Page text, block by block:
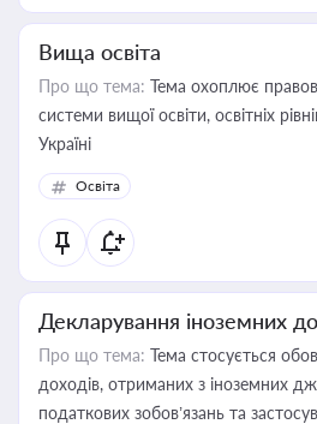
Вища освіта
Про що тема: Тема охоплює
системи вищої освіти, освітніх
Україні
Освіта
Декларування іноземних
Про що тема: Тема стосується
доходів, отриманих з іноземних
податкових зобов’язань та